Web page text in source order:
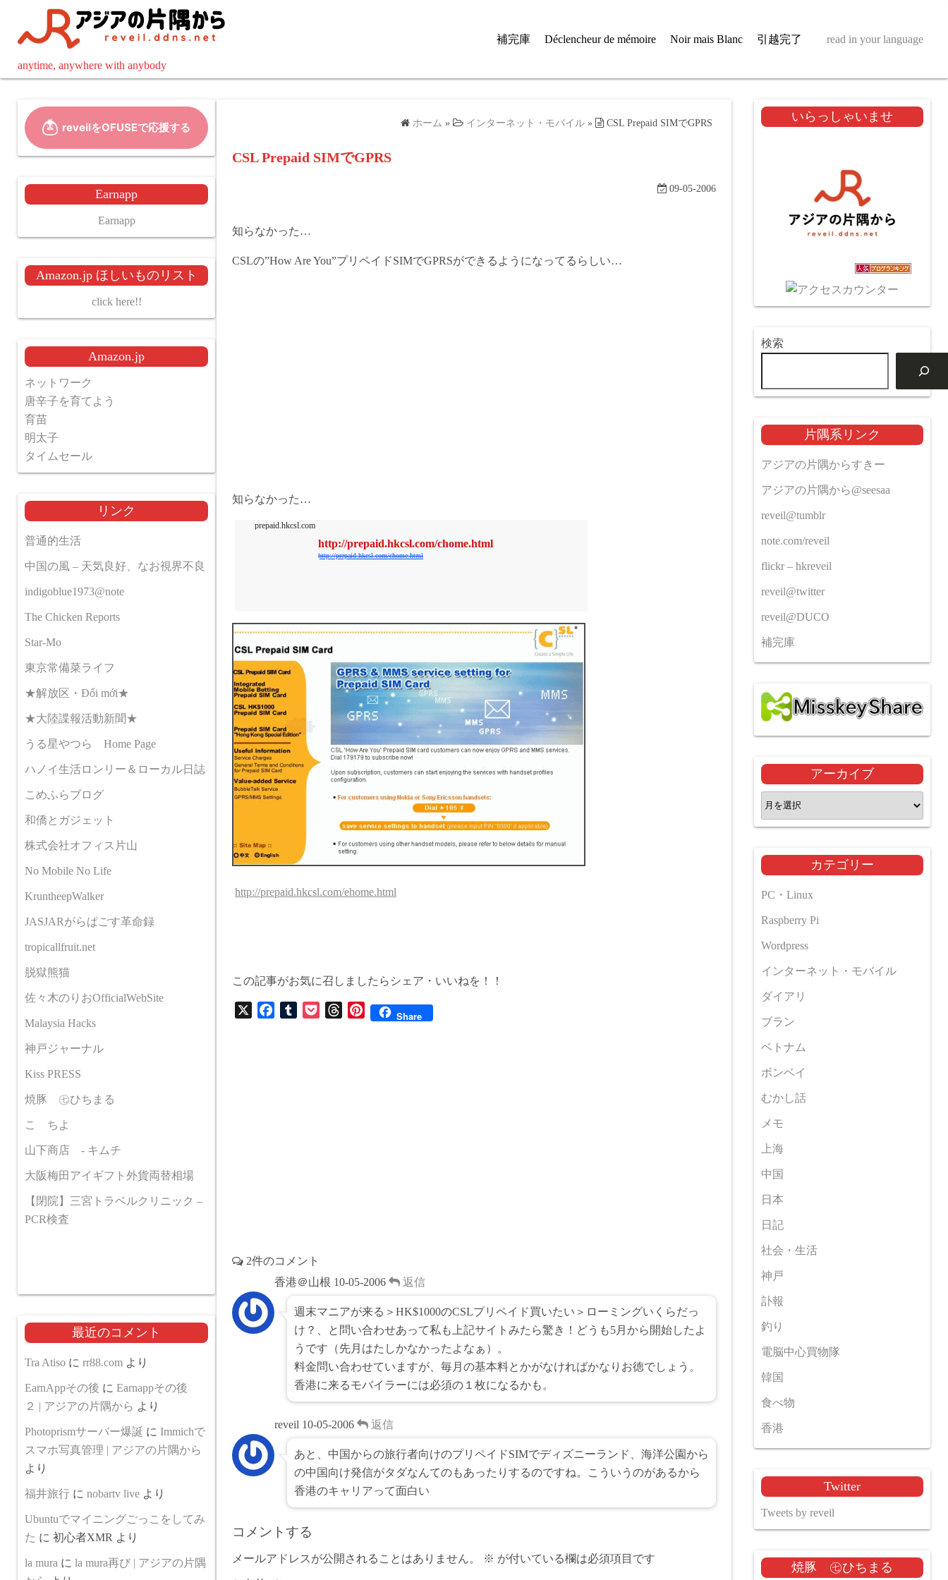
ツ
anytime, anywhere with anybody
補完庫 Déclencheur de mémoire Noir mais Blanc 引越完了 read in your language
ホーム » インターネット・モバイル » CSL Prepaid SIMでGPRS
CSL Prepaid SIMでGPRS
09-05-2006
知らなかった…
CSLの”How Are You”プリペイドSIMでGPRSができるようになってるらしい…
知らなかった…
prepaid.hkcsl.com
http://prepaid.hkcsl.com/chome.html
http://prepaid.hkcsl.com/chome.html
http://prepaid.hkcsl.com/ehome.html
この記事がお気に召しましたらシェア・いいねを！！
X
P
Share
2件のコメント
香港＠山根 10-05-2006 返信
週末マニアが来る＞HK$1000のCSLプリペイド買いたい＞ローミングいくらだっ
け？、と問い合わせあって私も上記サイトみたら驚き！どうも5月から開始したよ
うです（先月はたしかなかったよなぁ）。
料金問い合わせていますが、毎月の基本料とかがなければかなりお徳でしょう。
香港に来るモバイラーには必須の１枚になるかも。
reveil 10-05-2006 返信
あと、中国からの旅行者向けのプリペイドSIMでディズニーランド、海洋公園から
の中国向け発信がタダなんてのもあったりするのですね。こういうのがあるから
香港のキャリアって面白い
コメントする
メールアドレスが公開されることはありません。 ※ が付いている欄は必須項目です
Earnapp
Earnapp
Amazon.jp ほしいものリスト
click here!!
Amazon.jp
ネットワーク
唐辛子を育てよう
育苗
明太子
タイムセール
リンク
普通的生活
中国の風 – 天気良好、なお視界不良
indigoblue1973@note
The Chicken Reports
Star-Mo
東京常備菜ライフ
★解放区・Đổi mới★
★大陸諜報活動新聞★
うる星やつら Home Page
ハノイ生活ロンリー＆ローカル日誌
こめふらブログ
和僑とガジェット
株式会社オフィス片山
No Mobile No Life
KruntheepWalker
JASJARがらぱごす革命録
tropicallfruit.net
脱獄熊猫
佐々木のりおOfficialWebSite
Malaysia Hacks
神戸ジャーナル
Kiss PRESS
焼豚 ㊆ひちまる
こゝちよ
山下商店 - キムチ
大阪梅田アイギフト外貨両替相場
【閉院】三宮トラベルクリニック –
PCR検査
最近のコメント
Tra Atiso に rr88.com より
EarnAppその後 に Earnappその後
２ | アジアの片隅から より
Photoprismサーバー爆誕 に Immichで
スマホ写真管理 | アジアの片隅から
より
福井旅行 に nobartv live より
Ubuntuでマイニングごっこをしてみ
た に 初心者XMR より
la mura に la mura再び | アジアの片隅
いらっしゃいませ
検索
片隅系リンク
アジアの片隅からすきー
アジアの片隅から@seesaa
reveil@tumblr
note.com/reveil
flickr – hkreveil
reveil@twitter
reveil@DUCO
補完庫
アーカイブ
ア
ー
イ
ブ
カテゴリー
PC・Linux
Raspberry Pi
Wordpress
インターネット・モバイル
ダイアリ
ブラン
ベトナム
ボンベイ
むかし話
メモ
上海
中国
日本
日記
社会・生活
神戸
訃報
釣り
電脳中心買物隊
韓国
食べ物
香港
Twitter
Tweets by reveil
焼豚 ㊆ひちまる